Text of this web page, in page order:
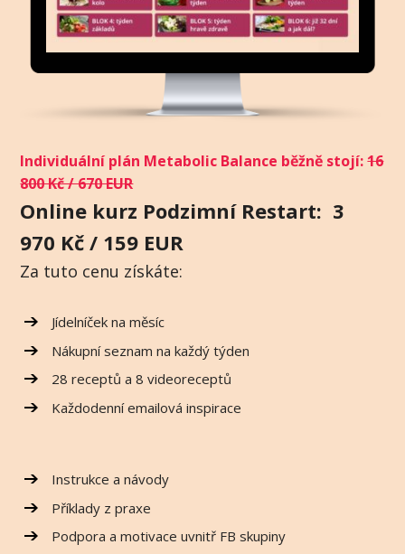
Individuální plán Metabolic Balance běžně stojí:16
800 Kč / 670 EUR
Online kurz Podzimní Restart: 3
970 Kč / 159 EUR
Za tuto cenu získáte:
Jídelníček na měsíc
Nákupní seznam na každý týden
28 receptů a 8 videoreceptů
Každodenní emailová inspirace
Instrukce a návody
Příklady z praxe
Podpora a motivace uvnitř FB skupiny